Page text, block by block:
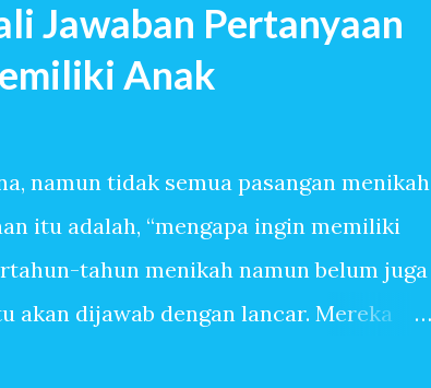
Jawaban Pertanyaan
Anak
namun tidak semua pasangan menikah
itu adalah, “mengapa ingin memiliki
tahun menikah namun belum juga
akan dijawab dengan lancar. Mereka